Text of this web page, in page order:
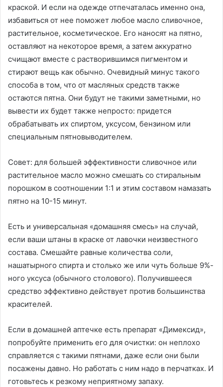
краской. И если на одежде отпечаталась именно она,
избавиться от нее поможет любое масло сливочное,
растительное, косметическое. Его наносят на пятно,
оставляют на некоторое время, а затем аккуратно
счищают вместе с растворившимся пигментом и
стирают вещь как обычно. Очевидный минус такого
способа в том, что от масляных средств также
остаются пятна. Они будут не такими заметными, но
вывести их будет также непросто: придется
обрабатывать их спиртом, уксусом, бензином или
специальным пятновыводителем.
Совет: для большей эффективности сливочное или
растительное масло можно смешать со стиральным
порошком в соотношении 1:1 и этим составом намазать
пятно на 10-15 минут.
Есть и универсальная «домашняя смесь» на случай,
если ваши штаны в краске от лавочки неизвестного
состава. Смешайте равные количества соли,
нашатырного спирта и столько же или чуть больше 9%-
ного уксуса (обычного столового). Получившееся
средство эффективно действует против большинства
красителей.
Если в домашней аптечке есть препарат «Димексид»,
попробуйте применить его для очистки: он неплохо
справляется с такими пятнами, даже если они были
посажены давно. Но работать с ним надо в перчатках. И
готовьтесь к резкому неприятному запаху.